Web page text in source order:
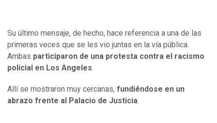
Su último mensaje, de hecho, hace referencia a una de las
primeras veces que se les vio juntas en la vía pública.
Ambas participaron de una protesta contra el racismo
policial en Los Angeles.
Allí se mostraron muy cercanas, fundiéndose en un
abrazo frente al Palacio de Justicia.